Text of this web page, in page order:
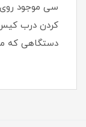
سی موجود
دستگاهی که